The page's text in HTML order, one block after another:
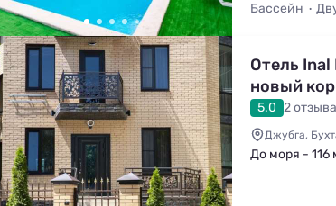
Бассейн
Отель Inal
новый
5.0 2 отзыва
Джубга,
До моря - 116